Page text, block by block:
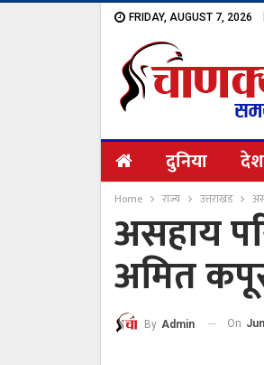
FRIDAY, AUGUST 7, 2026
दुनिया देश
Home राज्य उत्तराखंड
असहाय
अमित
By Admin On